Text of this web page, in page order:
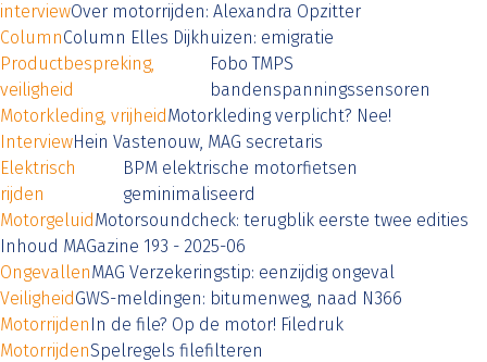
interviewOver motorrijden: Alexandra Opzitter
ColumnColumn Elles Dijkhuizen: emigratie
Productbespreking,
veiligheid
Fobo TMPS
bandenspanningssensoren
Motorkleding, vrijheidMotorkleding verplicht? Nee!
InterviewHein Vastenouw, MAG secretaris
Elektrisch
rijden
BPM elektrische motorfietsen
geminimaliseerd
MotorgeluidMotorsoundcheck: terugblik eerste twee edities
Inhoud MAGazine 193 - 2025-06
OngevallenMAG Verzekeringstip: eenzijdig ongeval
VeiligheidGWS-meldingen: bitumenweg, naad N366
Motorrijden In de file? Op de motor! Filedruk
MotorrijdenSpelregels filefilteren